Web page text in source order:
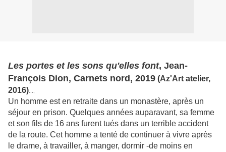
Les portes et les sons qu'elles font, Jean-
François Dion, Carnets nord, 2019 (Az'Art atelier,
2016)
Un homme est en retraite dans un monastère, après un
séjour en prison. Quelques années auparavant, sa femme
et son fils de 16 ans furent tués dans un terrible accident
de la route. Cet homme a tenté de continuer à vivre après
le drame, à travailler, à manger, dormir -de moins en